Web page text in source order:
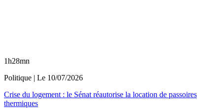
1h28mn
Politique | Le 10/07/2026
Crise du logement : le Sénat réautorise la location de passoires
thermiques